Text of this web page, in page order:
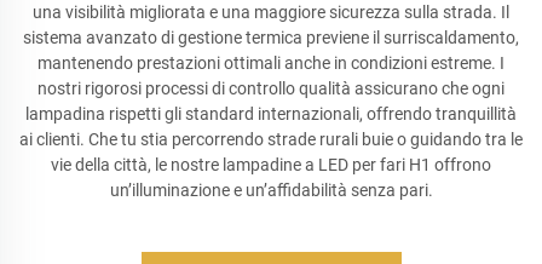
una visibilità migliorata e una maggiore sicurezza sulla strada. Il
sistema avanzato di gestione termica previene il surriscaldamento,
mantenendo prestazioni ottimali anche in condizioni estreme. I
nostri rigorosi processi di controllo qualità assicurano che ogni
lampadina rispetti gli standard internazionali, offrendo tranquillità
ai clienti. Che tu stia percorrendo strade rurali buie o guidando tra le
vie della città, le nostre lampadine a LED per fari H1 offrono
un’illuminazione e un’affidabilità senza pari.